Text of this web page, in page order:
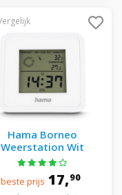
Hama Borneo
Weerstation Wit
beste prijs 17,90